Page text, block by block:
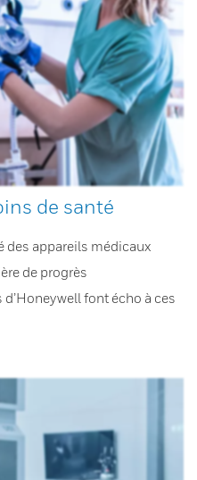
de santé
des appareils médicaux
de progrès
font écho à ces